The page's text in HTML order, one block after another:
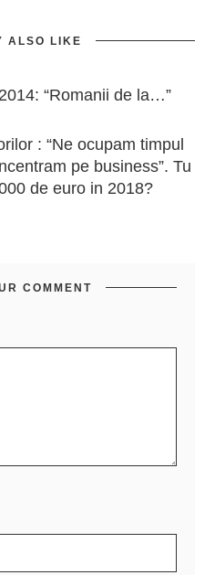
ALSO LIKE
“Romanii de la…”
: “Ne ocupam timpul
pe business”. Tu
de euro in 2018?
COMMENT